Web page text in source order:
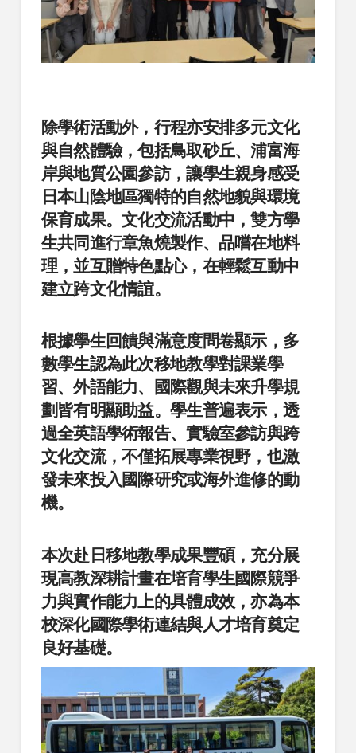
除學術活動外，行程亦安排多元文化
與自然體驗，包括鳥取砂丘、浦富海
岸與地質公園參訪，讓學生親身感受
日本山陰地區獨特的自然地貌與環境
保育成果。文化交流活動中，雙方學
生共同進行章魚燒製作、品嚐在地料
理，並互贈特色點心，在輕鬆互動中
建立跨文化情誼。
根據學生回饋與滿意度問卷顯示，多
數學生認為此次移地教學對課業學
習、外語能力、國際觀與未來升學規
劃皆有明顯助益。學生普遍表示，透
過全英語學術報告、實驗室參訪與跨
文化交流，不僅拓展專業視野，也激
發未來投入國際研究或海外進修的動
機。
本次赴日移地教學成果豐碩，充分展
現高教深耕計畫在培育學生國際競爭
力與實作能力上的具體成效，亦為本
校深化國際學術連結與人才培育奠定
良好基礎。